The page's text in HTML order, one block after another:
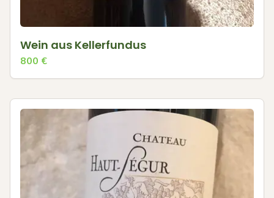
Wein aus Kellerfundus
800 €